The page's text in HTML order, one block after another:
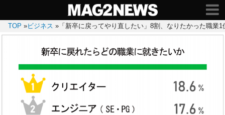
TOP »ビジネス » 「新卒に戻ってやり直したい」8割、なりたかった職業